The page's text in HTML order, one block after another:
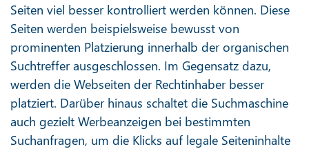
Seiten viel besser kontrolliert werden können. Diese
Seiten werden beispielsweise bewusst von
prominenten Platzierung innerhalb der organischen
Suchtreffer ausgeschlossen. Im Gegensatz dazu,
werden die Webseiten der Rechtinhaber besser
platziert. Darüber hinaus schaltet die Suchmaschine
auch gezielt Werbeanzeigen bei bestimmten
Suchanfragen, um die Klicks auf legale Seiteninhalte